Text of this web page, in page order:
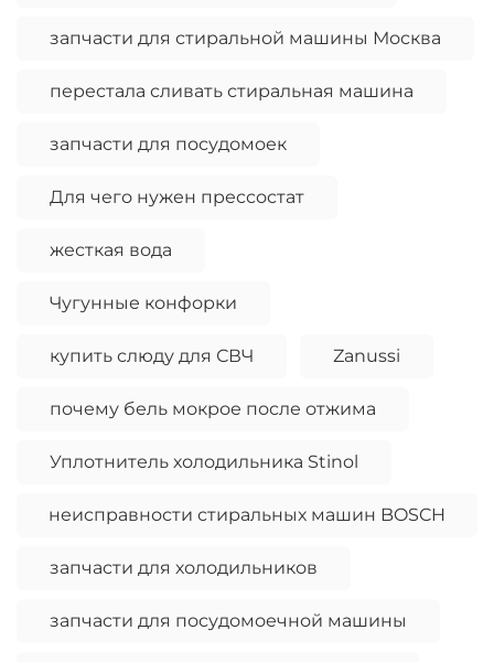
запчасти для стиральной машины Москва
перестала сливать стиральная машина
запчасти для посудомоек
Для чего нужен прессостат
жесткая вода
Чугунные конфорки
купить слюду для СВЧ Zanussi
почему бель мокрое после отжима
Уплотнитель холодильника Stinol
неисправности стиральных машин BOSCH
запчасти для холодильников
запчасти для посудомоечной машины